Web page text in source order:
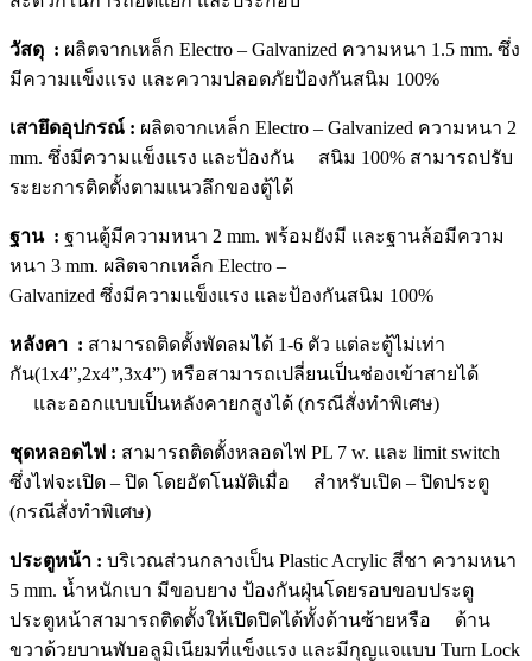
วัสดุ : ผลิตจากเหล็ก Electro – Galvanized ความหนา 1.5 mm. ซึ่ง
มีความแข็งแรง และความปลอดภัยป้องกันสนิม 100%
เสายึดอุปกรณ์ : ผลิตจากเหล็ก Electro – Galvanized ความหนา 2
mm. ซึ่งมีความแข็งแรง และป้องกัน สนิม 100% สามารถปรับ
ระยะการติดตั้งตามแนวลึกของตู้ได้
ฐาน : ฐานตู้มีความหนา 2 mm. พร้อมยังมี และฐานล้อมีความ
หนา 3 mm. ผลิตจากเหล็ก Electro –
Galvanized ซึ่งมีความแข็งแรง และป้องกันสนิม 100%
หลังคา : สามารถติดตั้งพัดลมได้ 1-6 ตัว แต่ละตู้ไม่เท่า
กัน(1x4”,2x4”,3x4”) หรือสามารถเปลี่ยนเป็นช่องเข้าสายได้
และออกแบบเป็นหลังคายกสูงได้ (กรณีสั่งทำพิเศษ)
ชุดหลอดไฟ : สามารถติดตั้งหลอดไฟ PL 7 w. และ limit switch
ซึ่งไฟจะเปิด – ปิด โดยอัตโนมัติเมื่อ สำหรับเปิด – ปิดประตู
(กรณีสั่งทำพิเศษ)
ประตูหน้า : บริเวณส่วนกลางเป็น Plastic Acrylic สีชา ความหนา
5 mm. น้ำหนักเบา มีขอบยาง ป้องกันฝุ่นโดยรอบขอบประตู
ประตูหน้าสามารถติดตั้งให้เปิดปิดได้ทั้งด้านซ้ายหรือ ด้าน
ขวาด้วยบานพับอลูมิเนียมที่แข็งแรง และมีกุญแจแบบ Turn Lock